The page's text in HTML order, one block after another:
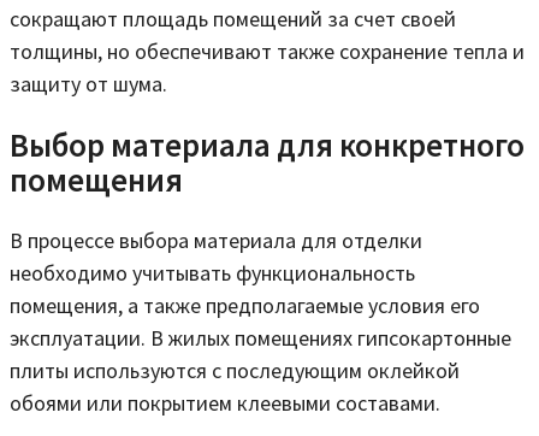
сокращают площадь помещений за счет своей
толщины, но обеспечивают также сохранение тепла и
защиту от шума.
Выбор материала для конкретного
помещения
В процессе выбора материала для отделки
необходимо учитывать функциональность
помещения, а также предполагаемые условия его
эксплуатации. В жилых помещениях гипсокартонные
плиты используются с последующим оклейкой
обоями или покрытием клеевыми составами.